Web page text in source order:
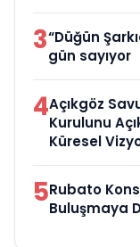
3“Düğün
gün sayıyor
4Açıkgöz
Kurulunu
Küresel
5Rubato
Buluşmaya